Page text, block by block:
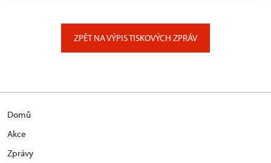
ZPĚT NA VÝPIS TISKOVÝCH ZPRÁV
Domů
Akce
Zprávy